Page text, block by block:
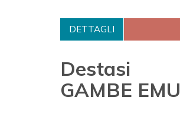
DETTAGLI
Destasi
GAMBE